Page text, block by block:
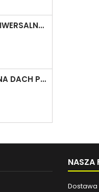
KLEJ UNIWERSALNY POLIMEROWY 225ML SELENA
FARBA NA DACH POLIWINYL R 7024 SZARA GRAFIT 0,75L ŚNIEŻKA
NASZA
Dostawa